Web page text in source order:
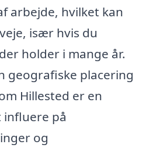
arbejde, hvilket kan
især hvis du
holder i mange år.
geografiske placering
Hillested er en
influere på
og